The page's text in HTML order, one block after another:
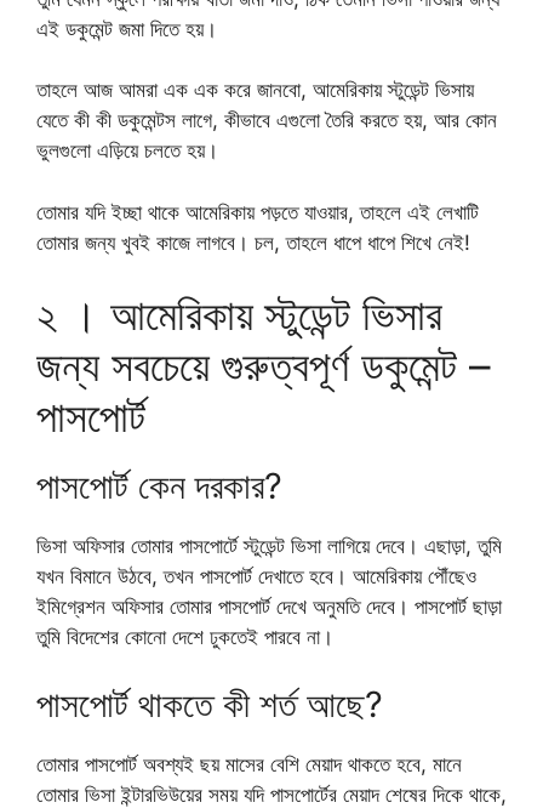
এই ডকুমেন্ট জমা দিতে হয়।
তাহলে আজ আমরা এক এক করে জানবো, আমেরিকায় স্টুডেন্ট ভিসায়
যেতে কী কী ডকুমেন্টস লাগে, কীভাবে এগুলো তৈরি করতে হয়, আর কোন
ভুলগুলো এড়িয়ে চলতে হয়।
তোমার যদি ইচ্ছা থাকে আমেরিকায় পড়তে যাওয়ার, তাহলে এই লেখাটি
তোমার জন্য খুবই কাজে লাগবে। চল, তাহলে ধাপে ধাপে শিখে নেই!
২ । আমেরিকায় স্টুডেন্ট ভিসার
জন্য সবচেয়ে গুরুত্বপূর্ণ ডকুমেন্ট –
পাসপোর্ট
পাসপোর্ট কেন দরকার?
ভিসা অফিসার তোমার পাসপোর্টে স্টুডেন্ট ভিসা লাগিয়ে দেবে। এছাড়া, তুমি
যখন বিমানে উঠবে, তখন পাসপোর্ট দেখাতে হবে। আমেরিকায় পৌঁছেও
ইমিগ্রেশন অফিসার তোমার পাসপোর্ট দেখে অনুমতি দেবে। পাসপোর্ট ছাড়া
তুমি বিদেশের কোনো দেশে ঢুকতেই পারবে না।
পাসপোর্ট থাকতে কী শর্ত আছে?
তোমার পাসপোর্ট অবশ্যই ছয় মাসের বেশি মেয়াদ থাকতে হবে, মানে
তোমার ভিসা ইন্টারভিউয়ের সময় যদি পাসপোর্টের মেয়াদ শেষের দিকে থাকে,